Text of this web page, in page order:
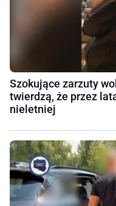
Szokujące zarzuty
twierdzą, że przez
nieletniej